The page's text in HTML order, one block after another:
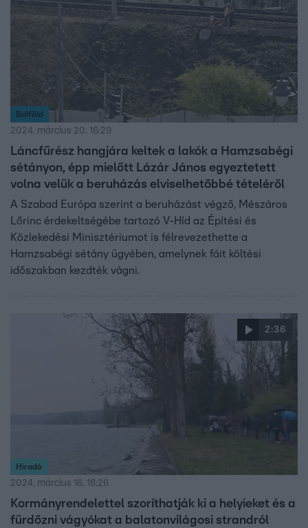
Belföld
2024. március 20. 16:29
Láncfűrész hangjára keltek a lakók a Hamzsabégi
sétányon, épp mielőtt Lázár János egyeztetett
volna velük a beruházás elviselhetőbbé tételéről
A Szabad Európa szerint a beruházást végző, Mészáros
Lőrinc érdekeltségébe tartozó V-Híd az Építési és
Közlekedési Minisztériumot is félrevezethette a
Hamzsabégi sétány ügyében, amelynek fáit költési
időszakban kezdték vágni.
2:36
Híradó
2024. március 16. 18:26
Kormányrendelettel szoríthatják ki a helyieket és a
fürdőzni vágyókat a balatonvilágosi strandról